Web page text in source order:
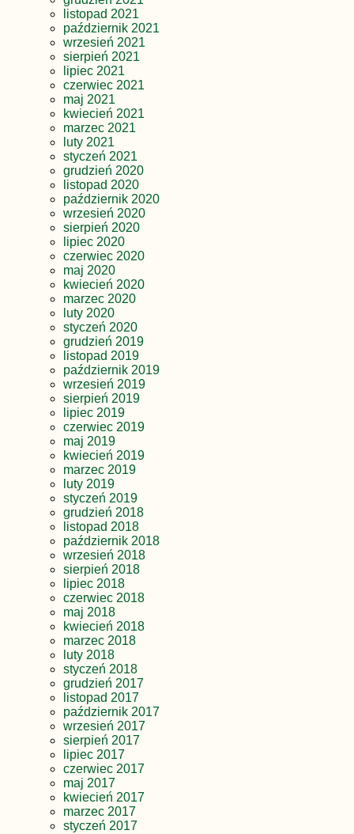
listopad 2021
październik 2021
wrzesień 2021
sierpień 2021
lipiec 2021
czerwiec 2021
maj 2021
kwiecień 2021
marzec 2021
luty 2021
styczeń 2021
grudzień 2020
listopad 2020
październik 2020
wrzesień 2020
sierpień 2020
lipiec 2020
czerwiec 2020
maj 2020
kwiecień 2020
marzec 2020
luty 2020
styczeń 2020
grudzień 2019
listopad 2019
październik 2019
wrzesień 2019
sierpień 2019
lipiec 2019
czerwiec 2019
maj 2019
kwiecień 2019
marzec 2019
luty 2019
styczeń 2019
grudzień 2018
listopad 2018
październik 2018
wrzesień 2018
sierpień 2018
lipiec 2018
czerwiec 2018
maj 2018
kwiecień 2018
marzec 2018
luty 2018
styczeń 2018
grudzień 2017
listopad 2017
październik 2017
wrzesień 2017
sierpień 2017
lipiec 2017
czerwiec 2017
maj 2017
kwiecień 2017
marzec 2017
styczeń 2017